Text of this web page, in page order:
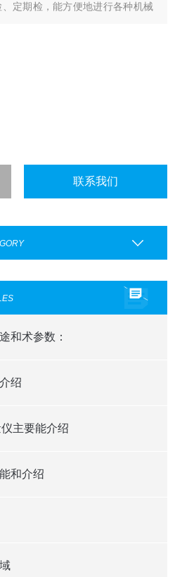
定期检，能方便地进行各种机械
联系我们
和术参数：
绍
主要能介绍
和介绍